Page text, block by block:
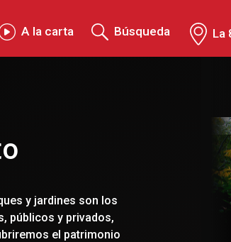
A la carta Búsqueda La
y jardines son los
públicos y privados,
el patrimonio